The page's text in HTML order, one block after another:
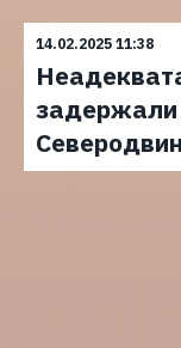
14.02.2025 11:38